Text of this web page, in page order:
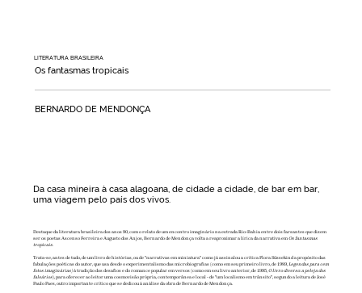
LITERATURA BRASILEIRA
Os fantasmas tropicais
BERNARDO DE MENDONÇA
Da casa mineira à casa alagoana, de cidade a cidade, de bar em bar,
uma viagem pelo país dos vivos.
Destaque da literatura brasileira dos anos 90, com o relato de um encontro imaginário na estrada Rio-Bahia entre dois farsantes que dizem
ser os poetas Ascenso Ferreira e Augusto dos Anjos, Bernardo de Mendonça volta a reaproximar a lírica da narrativa emOs fantasmas
tropicais.
Trata-se, antes de tudo, de um livro de histórias, ou de "narrativas em miniatura" como já assinalou a crítica Flora Süssekind a propósito das
fabulações poéticas do autor, que usa desde o experimentalismo das microbiografias (como em seu primeiro livro, de 1989, Legendas para cem
fotos imaginárias)à tradição dos desafios e do romance popular em versos (como em seu livro anterior, de 1995,O livro diverso: a peleja dos
falsários), para oferecer ao leitor uma cosmovisão própria, contemporânea e local - de "um localismo em trânsito", segundo a leitura de José
Paulo Paes, outro importante crítico que se dedicou à análise da obra de Bernardo de Mendonça.